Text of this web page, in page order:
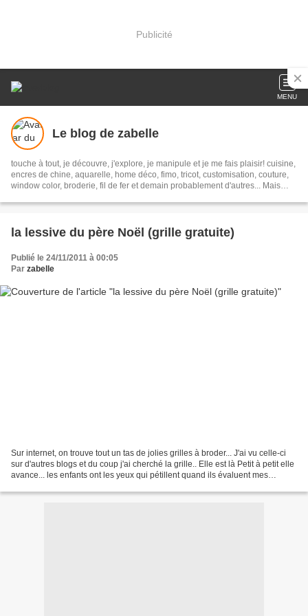
Publicité
MENU
Le blog de zabelle
touche à tout, je découvre, j'explore, je manipule et je me fais plaisir! cuisine,
encres de chine, aquarelle, home déco, fimo, tricot, customisation, couture,
window color, broderie, fil de fer et demain probablement d'autres... Mais
la lessive du père Noël (grille gratuite)
Publié le 24/11/2011 à 00:05
Par zabelle
Sur internet, on trouve tout un tas de jolies grilles à broder... J'ai vu celle-ci
sur d'autres blogs et du coup j'ai cherché la grille.. Elle est là Petit à petit elle
avance... les enfants ont les yeux qui pétillent quand ils évaluent mes